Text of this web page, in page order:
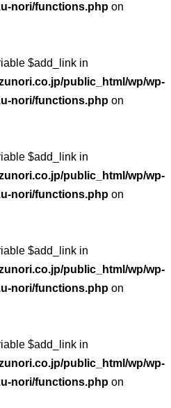
nori/functions.phpon
$add_link in
public_html/wp/wp-
nori/functions.phpon
$add_link in
public_html/wp/wp-
nori/functions.phpon
$add_link in
public_html/wp/wp-
nori/functions.phpon
$add_link in
public_html/wp/wp-
nori/functions.phpon